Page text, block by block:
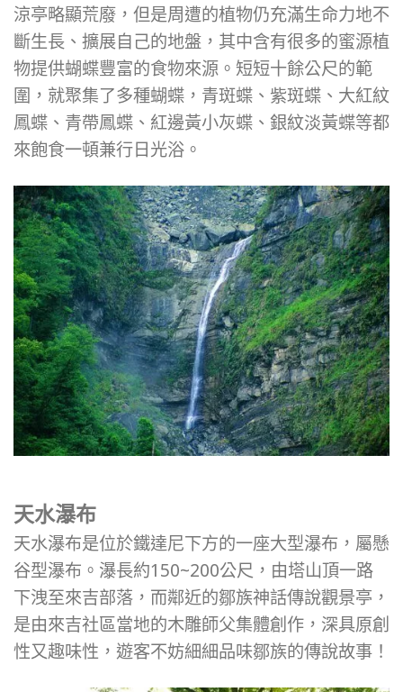
涼亭略顯荒廢，但是周遭的植物仍充滿生命力地不
斷生長、擴展自己的地盤，其中含有很多的蜜源植
物提供蝴蝶豐富的食物來源。短短十餘公尺的範
圍，就聚集了多種蝴蝶，青斑蝶、紫斑蝶、大紅紋
鳳蝶、青帶鳳蝶、紅邊黃小灰蝶、銀紋淡黃蝶等都
來飽食一頓兼行日光浴。
天水瀑布
天水瀑布是位於鐵達尼下方的一座大型瀑布，屬懸
谷型瀑布。瀑長約150~200公尺，由塔山頂一路
下洩至來吉部落，而鄰近的鄒族神話傳說觀景亭，
是由來吉社區當地的木雕師父集體創作，深具原創
性又趣味性，遊客不妨細細品味鄒族的傳說故事！